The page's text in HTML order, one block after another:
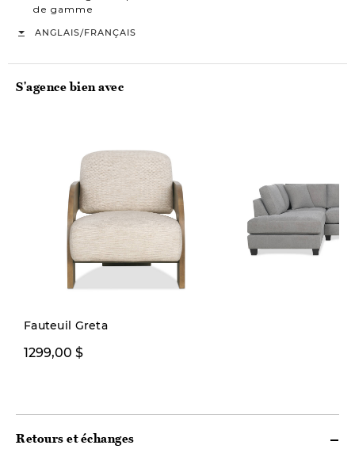
de gamme
ANGLAIS/FRANÇAIS
S'agence bien avec
Fauteuil Greta
1299,00 $
Retours et échanges